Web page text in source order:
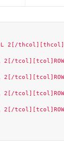
2[/
2[/
2[/
2[/
2[/